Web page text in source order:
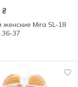
₴
женские Mira SL-18
37